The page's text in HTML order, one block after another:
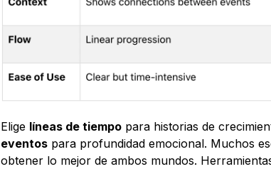
Elige líneas de tiempo para historias de
eventos para profundidad emocional. Muchos
obtener lo mejor de ambos mundos.